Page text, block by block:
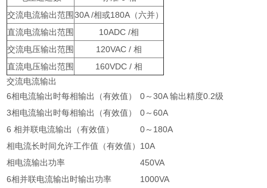
交流电流输出范围 30A /相或180A（六并）
直流电流输出范围
10ADC /相
交流电压输出范围
120VAC / 相
直流电压输出范围
160VDC / 相
交流电流输出
6相电流输出时每相输出（有效值）
0～30A 输出精度0.2级
3相电流输出时每相输出（有效值）
0～60A
6 相并联电流输出（有效值）
0～180A
相电流长时间允许工作值（有效值） 10A
相电流输出功率
450VA
6相并联电流输出时输出功率
1000VA